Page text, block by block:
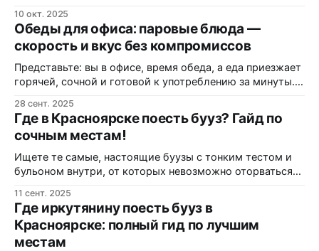
теперь вы точно не промахнетесь. Почему буузы в
Красноярске — это серьезно Забудьте про обычные
пельмени — буузы это совсем другой уровень. В опросе
Ngs24.ru 2024 года 634
10 окт. 2025
Обеды для офиса: паровые блюда —
скорость и вкус без компромиссов
Представьте: вы в офисе, время обеда, а еда приезжает
горячей, сочной и готовой к употреблению за минуты.
стабильный вкус без разогрева и потерь качества.
Идеально для мясоедов! Почему офисный обед часто
превращается в лотерею? Знаете то чувство, когда
заказываешь обед в офис, а получаешь
28 сент. 2025
Где в Красноярске поесть бууз? Гайд по
сочным местам!
Ищете те самые, настоящие буузы с тонким тестом и
бульоном внутри, от которых невозможно оторваться?
Красноярска, где готовят божественно. Миссия «Найти
идеальные буузы»: выполнима! Представьте: холодный
сибирский вечер, вы голодны как волк, и в голове
только одна мысль — «хочу бууз!». Не просто
11 сент. 2025
Где иркутянину поесть бууз в
Красноярске: полный гид по лучшим
местам